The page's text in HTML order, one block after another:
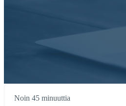
Noin 45 minuuttia